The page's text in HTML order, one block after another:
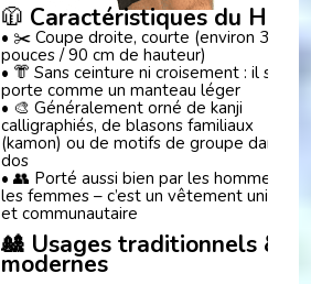
🧥 Caractéristiques du
• ✂️ Coupe droite, courte (environ 35
pouces / 90 cm de hauteur)
• 👘 Sans ceinture ni croisement : il se
porte comme un manteau léger
• 🎨 Généralement orné de kanji
calligraphiés, de blasons familiaux
(kamon) ou de motifs de groupe dans le
dos
• 👥 Porté aussi bien par les hommes
les femmes – c’est un vêtement unisex
et communautaire
🎎 Usages traditionnels &
modernes